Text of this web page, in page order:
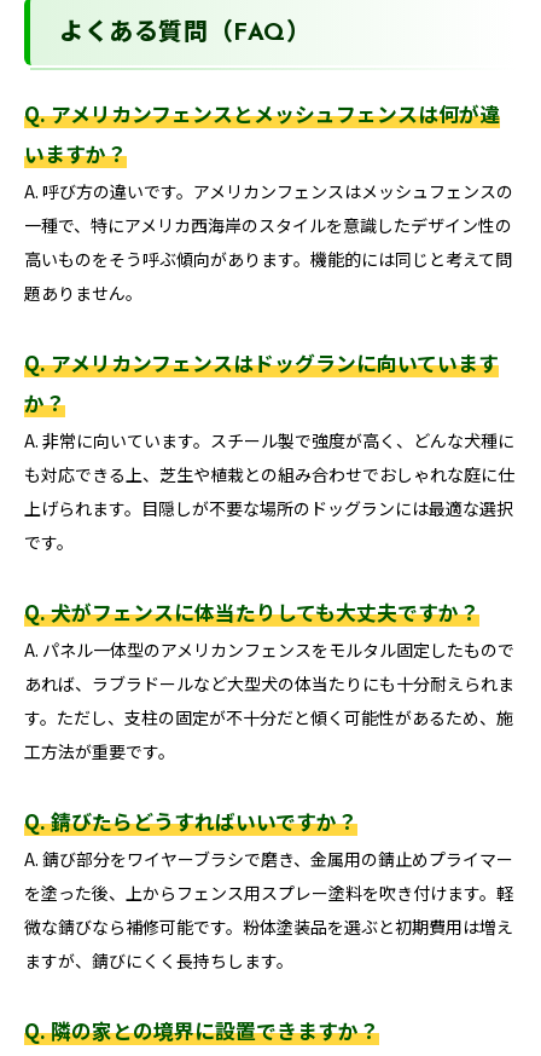
よくある質問（FAQ）
Q. アメリカンフェンスとメッシュフェンスは何が違
いますか？
A. 呼び方の違いです。アメリカンフェンスはメッシュフェンスの
一種で、特にアメリカ西海岸のスタイルを意識したデザイン性の
高いものをそう呼ぶ傾向があります。機能的には同じと考えて問
題ありません。
Q. アメリカンフェンスはドッグランに向いています
か？
A. 非常に向いています。スチール製で強度が高く、どんな犬種に
も対応できる上、芝生や植栽との組み合わせでおしゃれな庭に仕
上げられます。目隠しが不要な場所のドッグランには最適な選択
です。
Q. 犬がフェンスに体当たりしても大丈夫ですか？
A. パネル一体型のアメリカンフェンスをモルタル固定したもので
あれば、ラブラドールなど大型犬の体当たりにも十分耐えられま
す。ただし、支柱の固定が不十分だと傾く可能性があるため、施
工方法が重要です。
Q. 錆びたらどうすればいいですか？
A. 錆び部分をワイヤーブラシで磨き、金属用の錆止めプライマー
を塗った後、上からフェンス用スプレー塗料を吹き付けます。軽
微な錆びなら補修可能です。粉体塗装品を選ぶと初期費用は増え
ますが、錆びにくく長持ちします。
Q. 隣の家との境界に設置できますか？